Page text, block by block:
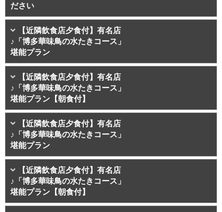
ださい
【近隣飲食店夕食付】有名店
♪「博多華味鳥の水たきコース」
堪能プラン
【近隣飲食店夕食付】有名店
♪「博多華味鳥の水たきコース」
堪能プラン【朝食付】
【近隣飲食店夕食付】有名店
♪「博多華味鳥の水たきコース」
堪能プラン
【近隣飲食店夕食付】有名店
♪「博多華味鳥の水たきコース」
堪能プラン【朝食付】